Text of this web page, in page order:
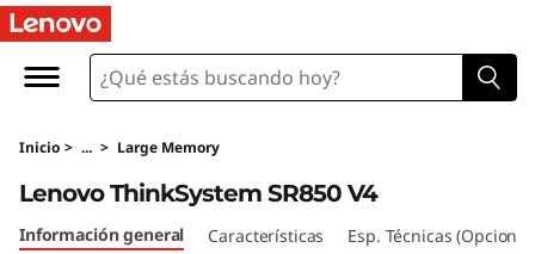
D
n
Inicio > ... > Large Memory
Lenovo ThinkSystem SR850 V4
Información general Características Esp. Técnicas